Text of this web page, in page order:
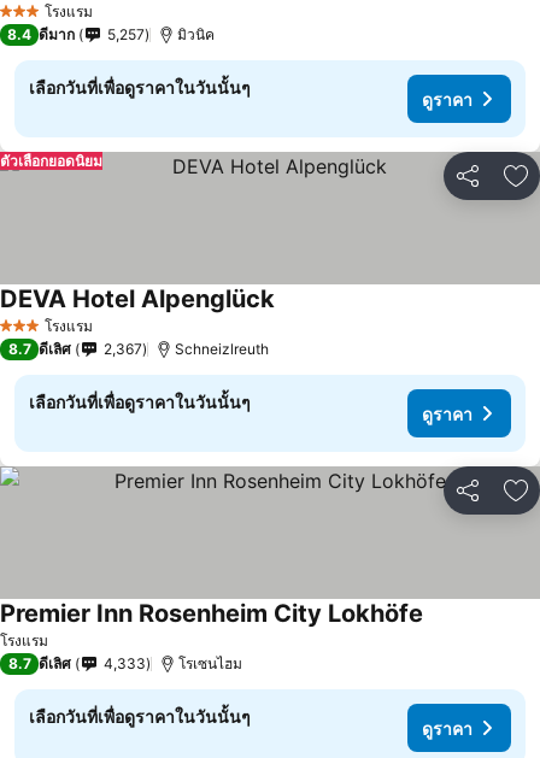
3 ดาว โรงแรม
8.4 ดีมาก 5,257 มิวนิค
เลือกวันที่เพื่อดูราคาในวันนั้นๆ
ดูราคา
แชร์ เ
ตัวเลือกยอดนิยม
3 ดาว โรงแรม
DEVA Hotel Alpenglück
8.7 ดีเลิศ 2,367 Schneizlreuth
เลือกวันที่เพื่อดูราคาในวันนั้นๆ
ดูราคา
แชร์ เ
โรงแรม
Premier Inn Rosenheim City Lokhöfe
8.7 ดีเลิศ 4,333 โรเซนไฮม
เลือกวันที่เพื่อดูราคาในวันนั้นๆ
ดูราคา